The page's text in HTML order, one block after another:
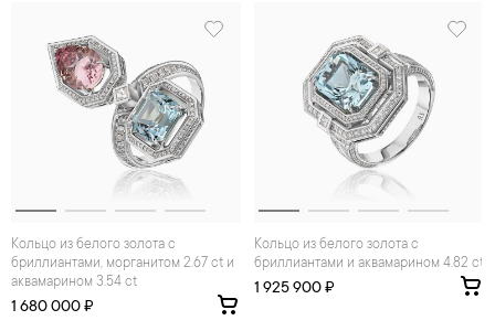
Кольцо из белого золота с
бриллиантами, морганитом 2.67 ct и
аквамарином 3.54 ct
1 680 000 ₽
Кольцо из белого золота с
бриллиантами и аквамарином 4.82 ct
1 925 900 ₽